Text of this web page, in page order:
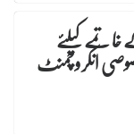
کیلئے
انکروچمنٹ